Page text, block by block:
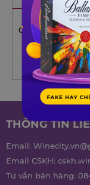
Vang trắng
ClassicGlen
941.000
THÔNG TIN
Email:
Email CSKH:
Tư vấn bán hàng: